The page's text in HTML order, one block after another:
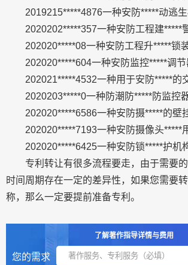
2019215*****4876一种安防*****动逃
2020202*****357一种安防工程建*****
202020*****08一种安防工程升*****锁
202020*****604一种安防监控*****调节
202021*****4532一种用于安防*****的
2020203*****0一种防潮防*****防监控
202020*****6586一种安防摄*****的壁
202020*****7193一种安防摄像头*****
202020*****6425一种安防锁*****护机
专利转让有很多流程要走，由于需要的
时间周期存在一定的差异性，如果您需要
称，那么一定要提前准备专利。
了解著作指导详情与费用
您的需求